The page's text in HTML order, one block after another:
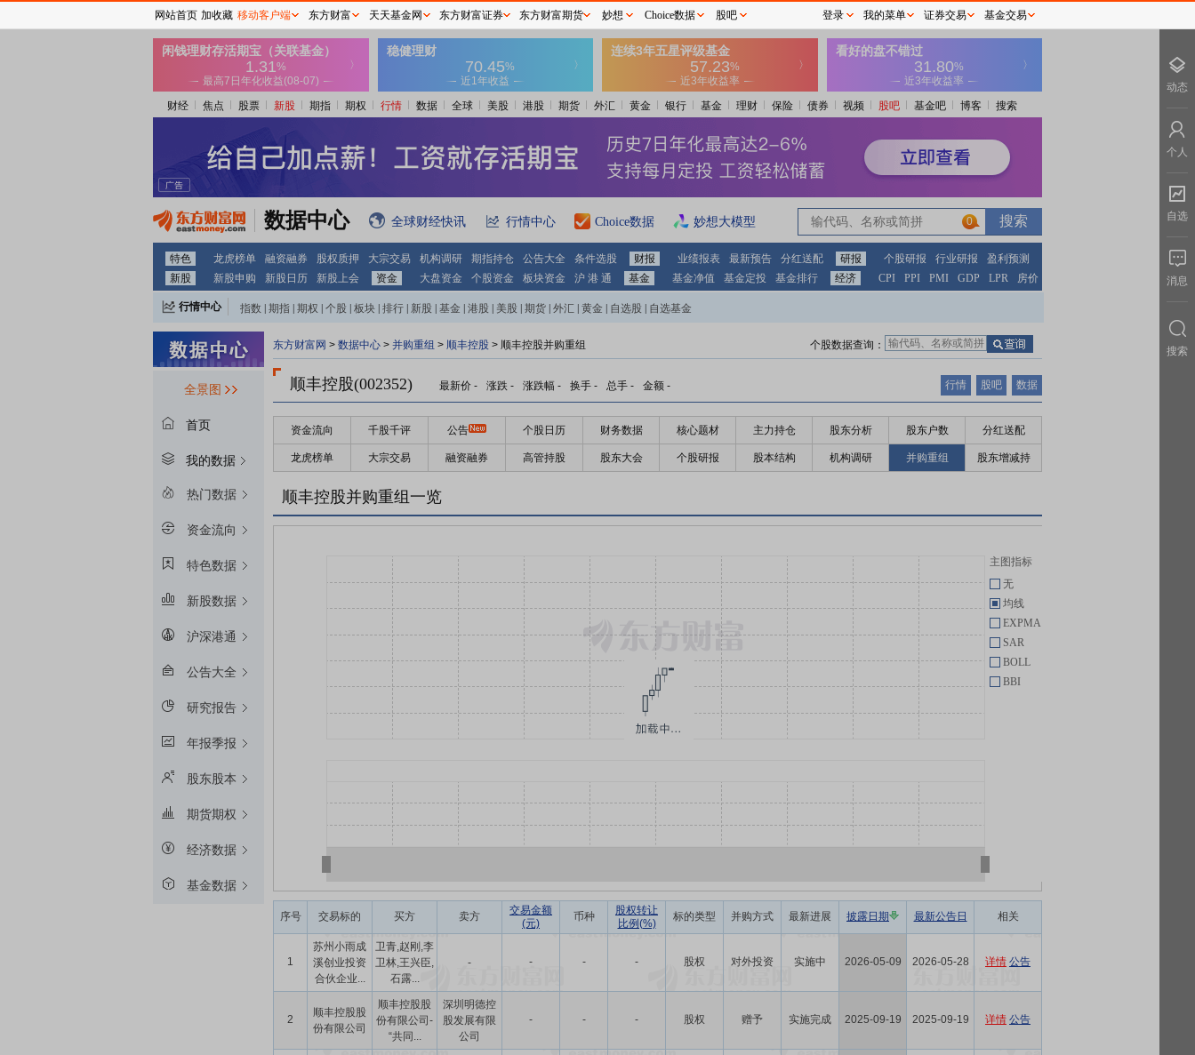
财经 焦点 股票 新股 期指 期权 行情 数据 全球 美股 港股 期货 外汇 黄金 银行 基金 理财 保险 债券 视频 股吧 基金吧 博客 搜索
数据中心 全球财经快讯 行情中心 Choice数据 妙想大模型 0
特色 龙虎榜单 融资融券 股权质押 大宗交易 机构调研 期指持仓 公告大全 条件选股 财报 业绩报表 最新预告 分红送配 研报 个股研报 行业研报
盈利预测
新股
新股申购 新股日历 新股上会 资金 大盘资金 个股资金 板块资金 沪 港 通 基金 基金净值 基金定投 基金排行 经济 CPI PPI PMI GDP LPR 房价
行情中心 指数 期指 期权 个股 板块 排行 新股 基金 港股 美股 期货 外汇 黄金 自选股 自选基金
全景图
首页
我的数据
热门数据
资金流向
特色数据
新股数据
沪深港通
公告大全
研究报告
年报季报
股东股本
期货期权
经济数据
基金数据
东方财富网 > 数据中心 > 并购重组 > 顺丰控股 > 顺丰控股并购重组 个股数据查询：
顺丰控股(002352) 最新价 - 涨跌 - 涨跌幅 - 换手 - 总手 - 金额 - 行情 股吧 数据
资金流向 千股千评 公告 个股日历 财务数据 核心题材 主力持仓 股东分析 股东户数 分红送配
龙虎榜单 大宗交易 融资融券 高管持股 股东大会 个股研报 股本结构 机构调研 并购重组 股东增减持
顺丰控股并购重组一览
主图指标
无
均线
EXPMA
SAR
BOLL
BBI
序号 交易标的 买方 卖方
交易金额
(元)
币种
股权转让
比例(%)
标的类型 并购方式 最新进展 披露日期 最新公告日 相关
1
苏州小雨成
溪创业投资
合伙企业...
卫青,赵刚,李
卫林,王兴臣,
石露...
- - - - 股权 对外投资 实施中 2026-05-09 2026-05-28 详情 公告
2
顺丰控股股
份有限公司
顺丰控股股
份有限公司-
“共同...
深圳明德控
股发展有限
公司
- - - 股权 赠予 实施完成 2025-09-19 2025-09-19 详情 公告
网站首页 加收藏 移动客户端 东方财富 天天基金网 东方财富证券 东方财富期货 妙想 Choice数据 股吧 登录 我的菜单 证券交易 基金交易
动态
个人
自选
消息
搜索